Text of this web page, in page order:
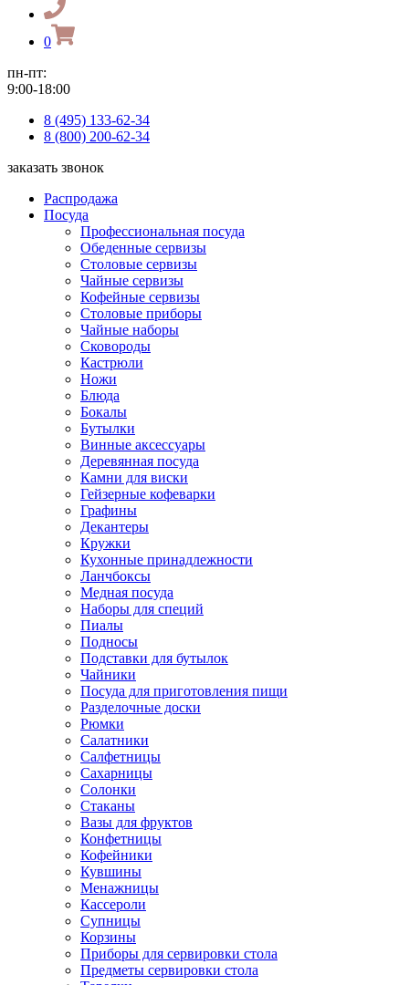
0
пн-пт:
9:00-18:00
8 (495) 133-62-34
8 (800) 200-62-34
заказать звонок
Распродажа
Посуда
Профессиональная посуда
Обеденные сервизы
Столовые сервизы
Чайные сервизы
Кофейные сервизы
Столовые приборы
Чайные наборы
Сковороды
Кастрюли
Ножи
Блюда
Бокалы
Бутылки
Винные аксессуары
Деревянная посуда
Камни для виски
Гейзерные кофеварки
Графины
Декантеры
Кружки
Кухонные принадлежности
Ланчбоксы
Медная посуда
Наборы для специй
Пиалы
Подносы
Подставки для бутылок
Чайники
Посуда для приготовления пищи
Разделочные доски
Рюмки
Салатники
Салфетницы
Сахарницы
Солонки
Стаканы
Вазы для фруктов
Конфетницы
Кофейники
Кувшины
Менажницы
Кассероли
Супницы
Корзины
Приборы для сервировки стола
Предметы сервировки стола